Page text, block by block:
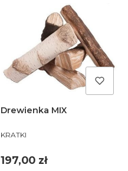
Drewienka MIX
PRODUCENT
KRATKI
Cena
197,00 zł